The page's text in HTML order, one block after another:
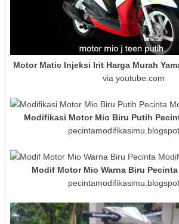
Motor Matic Injeksi Irit Harga Murah
via youtube.com
Modifikasi Motor Mio Biru Putih
Modif Motor Mio Warna Biru